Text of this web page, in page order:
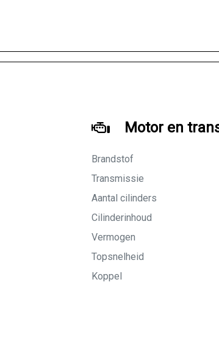
Motor en
Brandstof
Transmissie
Aantal cilinders
Cilinderinhoud
Vermogen
Topsnelheid
Koppel